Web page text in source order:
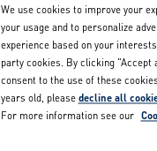
We use cookies to improve your
your usage and to personalize
experience based on your
party cookies. By clicking "Accept
consent to the use of these
years old, pleasedecline all
For more information see our